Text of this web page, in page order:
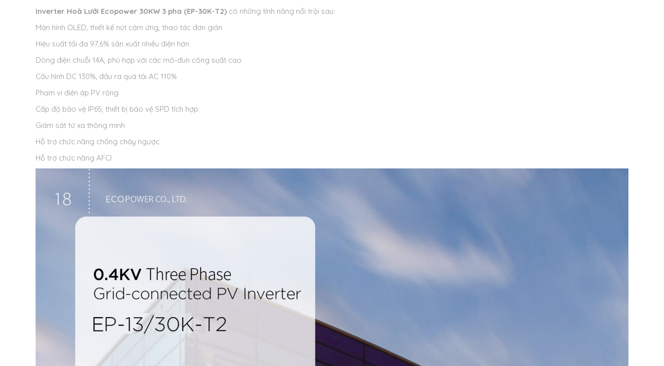
Inverter Hoà Lưới Ecopower 30KW 3 pha (EP-30K-T2) có những tính năng nổi trội sau:
Màn hình OLED, thiết kế nút cảm ứng, thao tác đơn giản
Hiệu suất tối đa 97,6% sản xuất nhiều điện hơn
Dòng điện chuỗi 14A, phù hợp với các mô-đun công suất cao
Cấu hình DC 130%, đầu ra quá tải AC 110%
Phạm vi điện áp PV rộng
Cấp độ bảo vệ IP65, thiết bị bảo vệ SPD tích hợp
Giám sát từ xa thông minh
Hỗ trợ chức năng chống chảy ngược
Hỗ trợ chức năng AFCI